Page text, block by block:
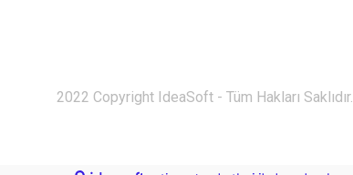
2022 Copyright IdeaSoft - Tüm Hakları Saklıdır.